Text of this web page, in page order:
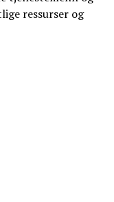
ressurser og